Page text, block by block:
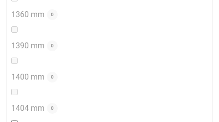
1360 mm 0
1390 mm 0
1400 mm 0
1404 mm 0